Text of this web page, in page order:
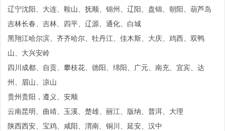
辽宁沈阳、大连、鞍山、抚顺、锦州、辽阳、盘锦、朝阳、葫芦岛
吉林长春、吉林、四平、辽源、通化、白城
黑翔江哈尔滨、齐齐哈尔、牡丹江、佳木斯、大庆、鸡西、双鸭
山、大兴安岭
四川成都、自贡、攀枝花、德阳、绵阳、广元、南充、宜宾、达
州、眉山、凉山
贵州贵阳，遵义、安顺
云南昆明、曲靖、玉溪、楚雄、丽江、版纳、普洱、大理
陕西西安、宝鸡、咸阳、渭南、铜川、延安、汉中